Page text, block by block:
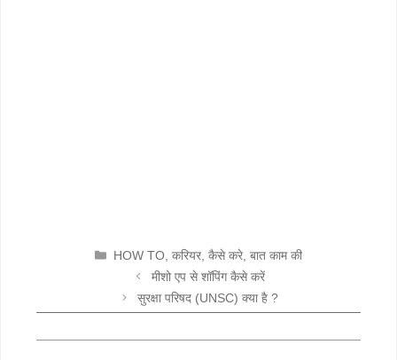
CATEGORIES
HOW TO ,करियर ,कैसे करे ,बात काम की
मीशो एप से शॉपिंग कैसे करें
सुरक्षा परिषद (UNSC) क्या है ?